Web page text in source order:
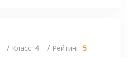
/ Класс: 4 / Рейтинг: 5